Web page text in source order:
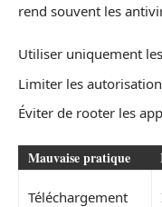
rend souvent les
Utiliser uniquement
Limiter les
Éviter de rooter les
Mauvaise pratique
Téléchargement